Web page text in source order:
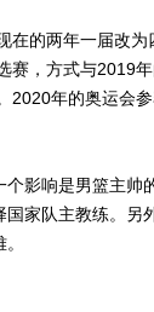
的两年一届改为
赛，方式与2019
2020年的奥运会
响是男篮主帅
家队主教练。